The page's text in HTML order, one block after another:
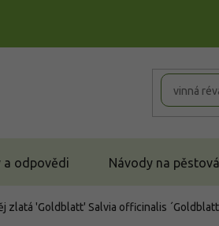
a odpovědi Návody na
zlatá 'Goldblatt' Salvia officinalis